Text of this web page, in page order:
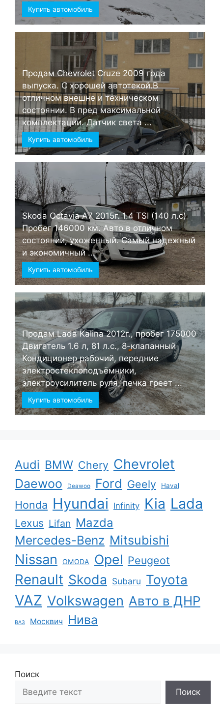
Купить автомобиль
Продам Chevrolet Cruze 2009 года
выпуска. С хорошей автотекой.В
отличном внешне и техническом
состоянии. В пред максимальной
комплектации. Датчик света ...
Купить автомобиль
Skoda Octavia А7 2015г. 1.4 TSI (140 л.с)
Пробег 146000 км. Авто в отличном
состоянии, ухоженный. Самый надежный
и экономичный ...
Купить автомобиль
Продам Lada Kalina 2012г., пробег 175000
Двигатель 1.6 л, 81 л.с., 8-клапанный
Кондиционер рабочий, передние
электростеклоподъёмники,
электроусилитель руля, печка греет ...
Купить автомобиль
Audi BMW Chery Chevrolet
Daewoo Deawoo Ford Geely Haval
Honda Hyundai Infinity Kia Lada
Lexus Lifan Mazda
Mercedes-Benz Mitsubishi
Nissan OMODA Opel Peugeot
Renault Skoda Subaru Toyota
VAZ Volkswagen Авто в ДНР
ВАЗ Москвич Нива
Поиск
Поиск